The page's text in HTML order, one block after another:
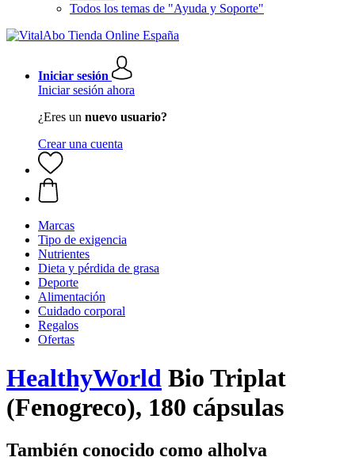
Todos los temas de "Ayuda y Soporte"
Iniciar sesión
Iniciar sesión ahora
¿Eres un nuevo usuario?
Crear una cuenta
Marcas
Tipo de exigencia
Nutrientes
Dieta y pérdida de grasa
Deporte
Alimentación
Cuidado corporal
Regalos
Ofertas
HealthyWorld Bio Triplat
(Fenogreco), 180 cápsulas
También conocido como alholva